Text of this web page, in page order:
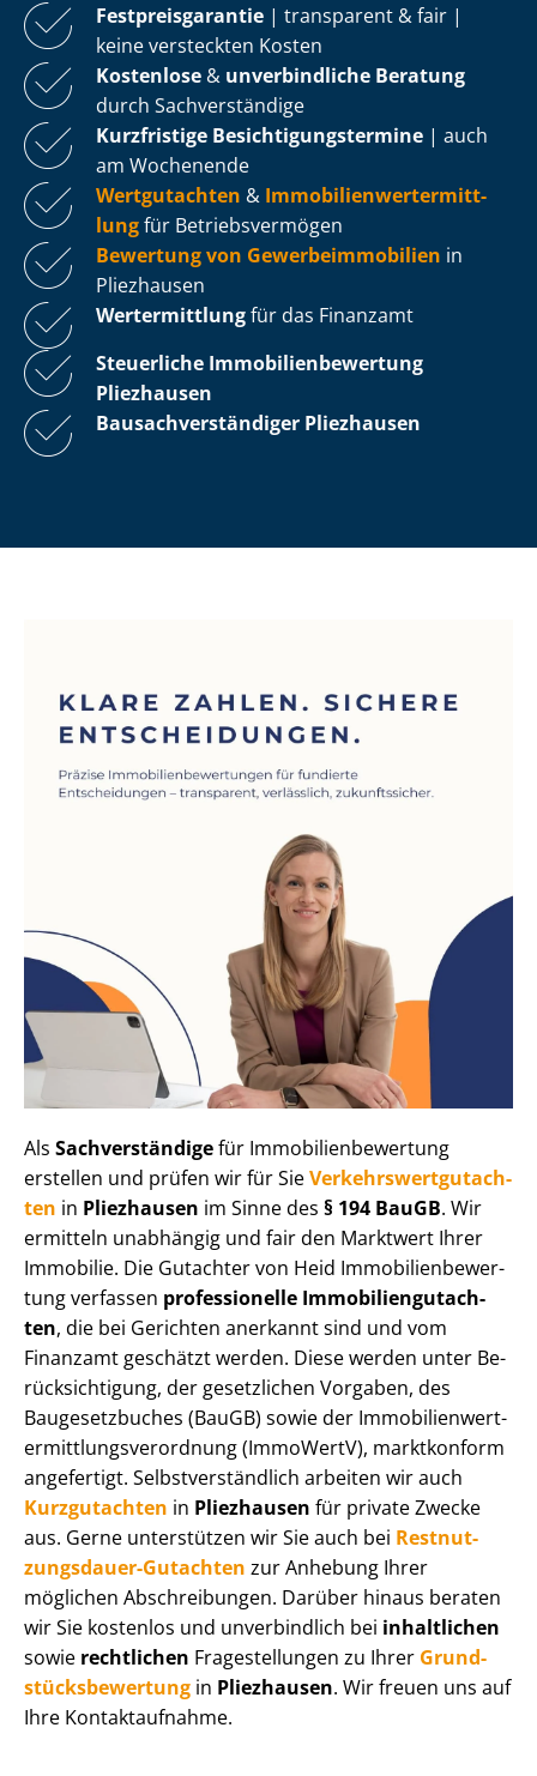
Fest­preis­ga­ran­tie | transparent & fair |
keine versteckten Kosten
Kostenlose & unverbindliche Beratung
durch Sachverständige
Kurzfristige Be­sich­ti­gungs­ter­mi­ne | auch
am Wochenende
Wertgutachten & Im­mo­bi­li­en­wert­ermitt­
lungfür Be­triebs­ver­mö­gen
Bewertung von Ge­wer­be­im­mo­bi­li­en in
Pliezhausen
Wertermittlungfür das Finanzamt
Steuerliche Im­mo­bi­li­en­be­wer­tung
Pliezhausen
Bau­sach­ver­stän­di­ger Pliezhausen
Als Sachverständigefür Im­mo­bi­li­en­be­wer­tung
erstellen und prüfen wir für SieVer­kehrs­wert­gut­ach­
ten in Pliezhausen im Sinne des § 194 BauGB. Wir
ermitteln unabhängig und fair den Marktwert Ihrer
Immobilie. Die Gutachter von Heid Im­mo­bi­li­en­be­wer­
tung verfassen professionelle Im­mo­bi­li­en­gut­ach­
ten, die bei Gerichten anerkannt sind und vom
Finanzamt geschätzt werden. Diese werden unter Be­
rück­sich­ti­gung, der gesetzlichen Vorgaben, des
Baugesetzbuches (BauGB) sowie der Im­mo­bi­li­en­wert­
ermitt­lungs­ver­ord­nung (ImmoWertV), marktkonform
angefertigt. Selbst­ver­ständ­lich arbeiten wir auch
Kurzgutachten in Pliezhausen für private Zwecke
aus. Gerne unterstützen wir Sie auch bei Rest­nut­
zungs­dau­er-Gutachten zur Anhebung Ihrer
möglichen Abschreibungen. Darüber hinaus beraten
wir Sie kostenlos und unverbindlich bei inhaltlichen
sowie rechtlichen Fragestellungen zu Ihrer Grund­
stücks­be­wer­tung in Pliezhausen. Wir freuen uns auf
Ihre Kontaktaufnahme.